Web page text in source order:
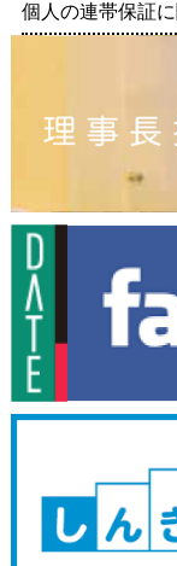
個人の連帯保証